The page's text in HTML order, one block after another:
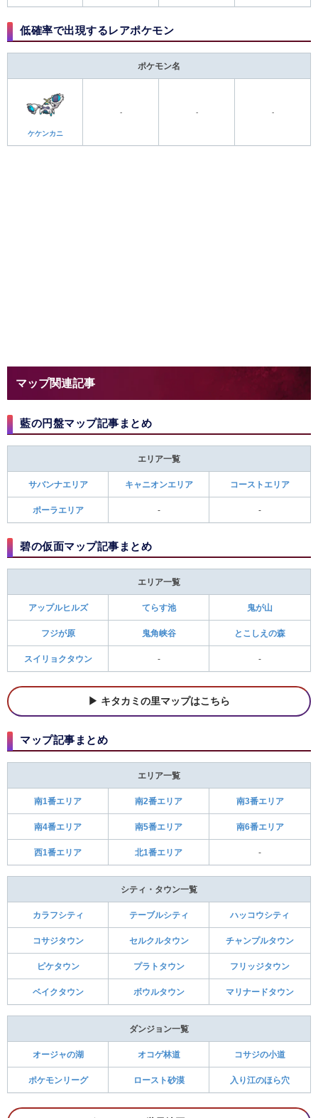
低確率で出現するレアポケモン
ポケモン名
ケケンカニ
- - -
マップ関連記事
藍の円盤マップ記事まとめ
エリア一覧
サバンナエリア キャニオンエリア コーストエリア
ポーラエリア ‐ ‐
碧の仮面マップ記事まとめ
エリア一覧
アップルヒルズ てらす池 鬼が山
フジが原 鬼角峡谷 とこしえの森
スイリョクタウン - -
キタカミの里マップはこちら
マップ記事まとめ
エリア一覧
南1番エリア 南2番エリア 南3番エリア
南4番エリア 南5番エリア 南6番エリア
西1番エリア 北1番エリア -
シティ・タウン一覧
カラフシティ テーブルシティ ハッコウシティ
コサジタウン セルクルタウン チャンプルタウン
ピケタウン プラトタウン フリッジタウン
ベイクタウン ボウルタウン マリナードタウン
ダンジョン一覧
オージャの湖 オコゲ林道 コサジの小道
ポケモンリーグ ロースト砂漠 入り江のほら穴